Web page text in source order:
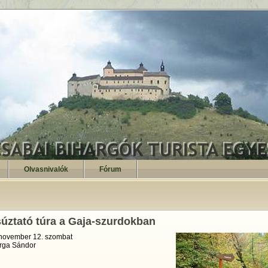
Olvasnivalók Fórum
túra a Gaja-szurdokban
12. szombat
Sándor